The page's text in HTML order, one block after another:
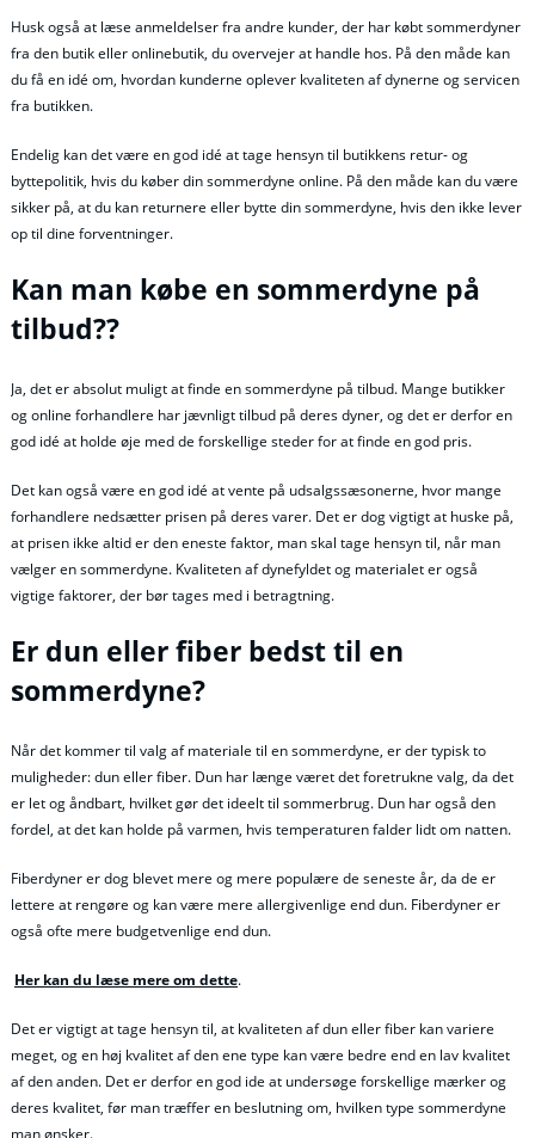
Husk også at læse anmeldelser fra andre kunder, der har købt sommerdyner
fra den butik eller onlinebutik, du overvejer at handle hos. På den måde kan
du få en idé om, hvordan kunderne oplever kvaliteten af dynerne og servicen
fra butikken.
Endelig kan det være en god idé at tage hensyn til butikkens retur- og
byttepolitik, hvis du køber din sommerdyne online. På den måde kan du være
sikker på, at du kan returnere eller bytte din sommerdyne, hvis den ikke lever
op til dine forventninger.
Kan man købe en sommerdyne på
tilbud??
Ja, det er absolut muligt at finde en sommerdyne på tilbud. Mange butikker
og online forhandlere har jævnligt tilbud på deres dyner, og det er derfor en
god idé at holde øje med de forskellige steder for at finde en god pris.
Det kan også være en god idé at vente på udsalgssæsonerne, hvor mange
forhandlere nedsætter prisen på deres varer. Det er dog vigtigt at huske på,
at prisen ikke altid er den eneste faktor, man skal tage hensyn til, når man
vælger en sommerdyne. Kvaliteten af dynefyldet og materialet er også
vigtige faktorer, der bør tages med i betragtning.
Er dun eller fiber bedst til en
sommerdyne?
Når det kommer til valg af materiale til en sommerdyne, er der typisk to
muligheder: dun eller fiber. Dun har længe været det foretrukne valg, da det
er let og åndbart, hvilket gør det ideelt til sommerbrug. Dun har også den
fordel, at det kan holde på varmen, hvis temperaturen falder lidt om natten.
Fiberdyner er dog blevet mere og mere populære de seneste år, da de er
lettere at rengøre og kan være mere allergivenlige end dun. Fiberdyner er
også ofte mere budgetvenlige end dun.
Her kan du læse mere om dette.
Det er vigtigt at tage hensyn til, at kvaliteten af dun eller fiber kan variere
meget, og en høj kvalitet af den ene type kan være bedre end en lav kvalitet
af den anden. Det er derfor en god ide at undersøge forskellige mærker og
deres kvalitet, før man træffer en beslutning om, hvilken type sommerdyne